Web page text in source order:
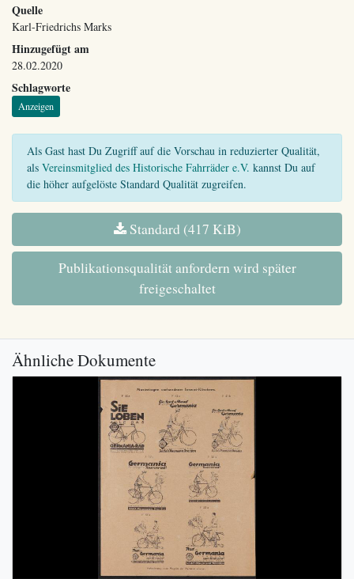
Quelle
Karl-Friedrichs Marks
Hinzugefügt am
28.02.2020
Schlagworte
Anzeigen
Als Gast hast Du Zugriff auf die Vorschau in reduzierter Qualität,
als Vereinsmitglied des Historische Fahrräder e.V. kannst Du auf
die höher aufgelöste Standard Qualität zugreifen.
Standard (417 KiB)
Publikationsqualität anfordern wird später
freigeschaltet
Ähnliche Dokumente